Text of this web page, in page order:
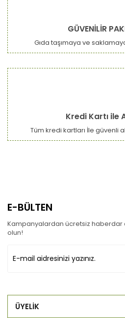
GÜVENİLİR
Gıda taşımaya ve
Kredi Kartı ile
Tüm kredi kartları İle güvenli
E-BÜLTEN
Kampanyalardan ücretsiz haberdar
olun!
ÜYELİK